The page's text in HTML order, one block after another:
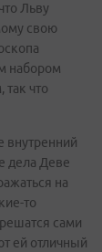
Льву
свою
набором
так что
внутренний
дела Деве
на
то
сами
ей отличный